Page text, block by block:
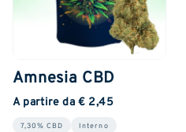
Amnesia CBD
A partire da € 2,45
7,30% CBD Interno